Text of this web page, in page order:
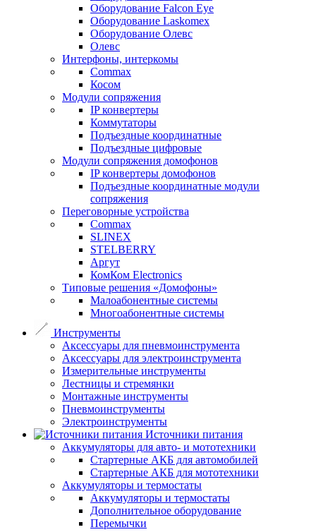
Оборудование Falcon Eye
Оборудование Laskomex
Оборудование Олевс
Олевс
Интерфоны, интеркомы
Commax
Косом
Модули сопряжения
IP конвертеры
Коммутаторы
Подъездные координатные
Подъездные цифровые
Модули сопряжения домофонов
IP конвертеры домофонов
Подъездные координатные модули
сопряжения
Переговорные устройства
Commax
SLINEX
STELBERRY
Аргут
КомКом Electronics
Типовые решения «Домофоны»
Малоабонентные системы
Многоабонентные системы
Инструменты
Аксессуары для пневмоинструмента
Аксессуары для электроинструмента
Измерительные инструменты
Лестницы и стремянки
Монтажные инструменты
Пневмоинструменты
Электроинструменты
Источники питания
Аккумуляторы для авто- и мототехники
Стартерные АКБ для автомобилей
Стартерные АКБ для мототехники
Аккумуляторы и термостаты
Аккумуляторы и термостаты
Дополнительное оборудование
Перемычки